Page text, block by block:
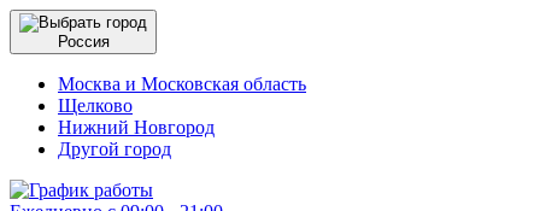
Россия
Москва и Московская область
Щелково
Нижний Новгород
Другой город